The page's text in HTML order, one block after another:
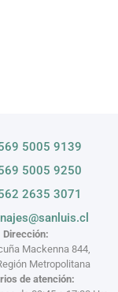
Dirección:
Mackenna 844,
Metropolitana
de atención:
5005 9139
5005 9250
2635 3071